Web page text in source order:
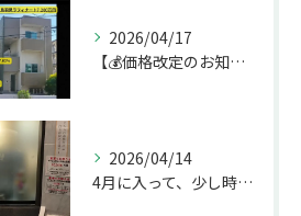
2026/04/17
【💰価格改定のお知らせ】
2026/04/14
4月に入って、少し時間ができたのでお墓参りへ。